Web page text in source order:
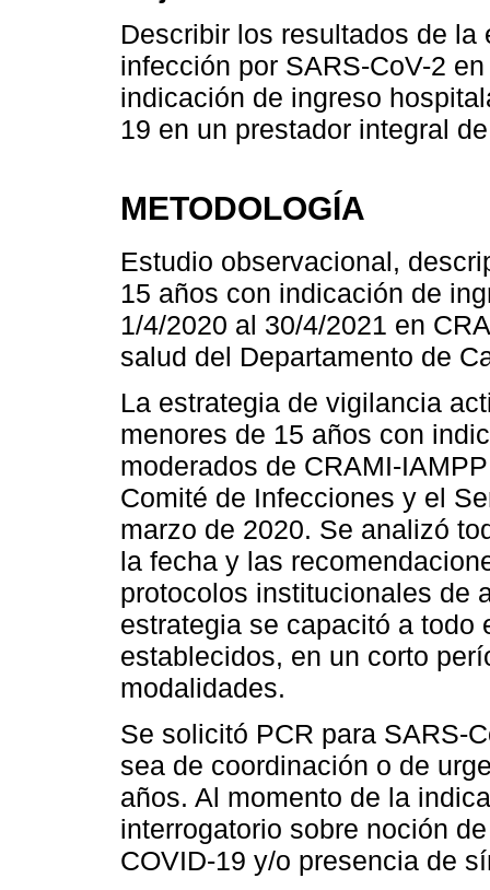
Describir los resultados de
infección por SARS-CoV-2
indicación de ingreso
19 en un prestador integral
METODOLOGÍA
Estudio observacional,
15 años con indicación de
1/4/2020 al 30/4/2021 en
salud del Departamento de
La estrategia de vigilancia
menores de 15 años con
moderados de CRAMI-
Comité de Infecciones y el
marzo de 2020. Se analizó
la fecha y las
protocolos institucionales de
estrategia se capacitó a todo
establecidos, en un corto
modalidades.
Se solicitó PCR para SARS-
sea de coordinación o de
años. Al momento de la
interrogatorio sobre noción
COVID-19 y/o presencia de